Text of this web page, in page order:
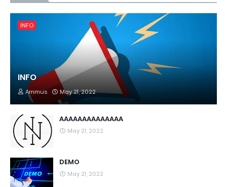
INFO
INFO
Ammus May 21, 2022
AAAAAAAAAAAAAA
May 21, 2022
DEMO
May 21, 2022